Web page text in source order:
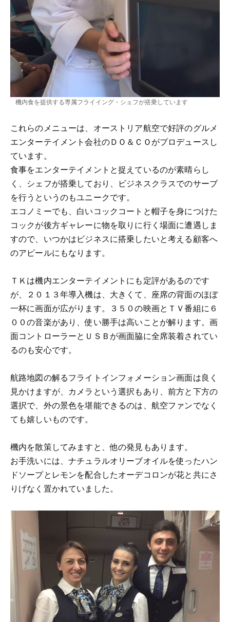
機内食を提供する専属フライイング・シェフが搭乗しています
これらのメニューは、オーストリア航空で好評のグルメ
エンターテイメント会社のＤＯ＆ＣＯがプロデュースし
ています。
食事をエンターテイメントと捉えているのが素晴らし
く、シェフが搭乗しており、ビジネスクラスでのサーブ
を行うというのもユニークです。
エコノミーでも、白いコックコートと帽子を身につけた
コックが後方ギャレーに物を取りに行く場面に遭遇しま
すので、いつかはビジネスに搭乗したいと考える顧客へ
のアピールにもなります。
ＴＫは機内エンターテイメントにも定評があるのです
が、２０１３年導入機は、大きくて、座席の背面のほぼ
一杯に画面が広がります。３５０の映画とＴＶ番組に６
００の音楽があり、使い勝手は高いことが解ります。画
面コントローラーとＵＳＢが画面脇に全席装着されてい
るのも安心です。
航路地図の解るフライトインフォメーション画面は良く
見かけますが、カメラという選択もあり、前方と下方の
選択で、外の景色を堪能できるのは、航空ファンでなく
ても嬉しいものです。
機内を散策してみますと、他の発見もあります。
お手洗いには、ナチュラルオリーブオイルを使ったハン
ドソープとレモンを配合したオーデコロンが花と共にさ
りげなく置かれていました。